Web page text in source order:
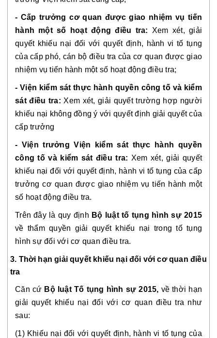
- Cấp trưởng cơ quan được giao nhiệm vụ tiến
hành một số hoạt động điều tra: Xem xét, giải
quyết khiếu nại đối với quyết định, hành vi tố tụng
của cấp phó, cán bộ điều tra của cơ quan được giao
nhiệm vụ tiến hành một số hoạt động điều tra;
- Viện kiểm sát thực hành quyền công tố và kiểm
sát điều tra: Xem xét, giải quyết trường hợp người
khiếu nại không đồng ý với quyết định giải quyết của
cấp trưởng
- Viện trưởng Viện kiểm sát thực hành quyền
công tố và kiểm sát điều tra: Xem xét, giải quyết
khiếu nại đối với quyết định, hành vi tố tụng của cấp
trưởng cơ quan được giao nhiệm vụ tiến hành một
số hoạt động điều tra.
Trên đây là quy định
về thẩm quyền giải quyết khiếu nại trong tố tụng
hình sự đối với cơ quan điều tra.
3. Thời hạn giải quyết khiếu nại đối với cơ quan điều
tra
Căn cứ Bộ luật Tố tụng hình sự 2015, về thời hạn
giải quyết khiếu nại đối với cơ quan điều tra như
sau:
(1) Khiếu nại đối với quyết định, hành vi tố tụng của